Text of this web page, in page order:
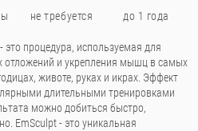
это процедура, используемая для
и укрепления мышц в самых
животе, руках и икрах. Эффект
длительными тренировками
можно добиться быстро,
EmSculpt - это уникальная
не требуется до 1 года